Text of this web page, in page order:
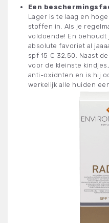
Een
Lager is te laag en
stoffen in. Als je
voldoende! En behoudt
absolute favoriet al
spf 15 € 32,50. Naast
voor de kleinste
anti-oxidnten en is hij
werkelijk alle huiden